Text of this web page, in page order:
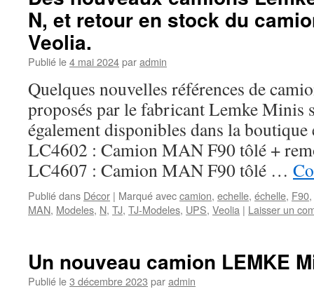
N, et retour en stock du
Veolia.
Publié le4 mai 2024paradmin
Quelques nouvelles références de
proposés par le fabricant Lemke Minis
également disponibles dans la
LC4602 : Camion MAN F90 tôlé +
LC4607 : Camion MAN F90 tôlé …
Publié dans Décor | Marqué aveccamion, echelle, échelle, F90,
MAN, Modeles, N, TJ, TJ-Modeles, UPS, Veolia | Laisser un
Un nouveau camion LEMKE
Publié le3 décembre 2023 paradmin